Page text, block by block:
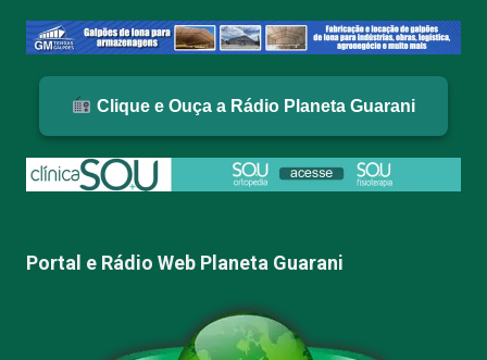
Clique e Ouça a Rádio Planeta Guarani
Portal e Rádio Web Planeta Guarani